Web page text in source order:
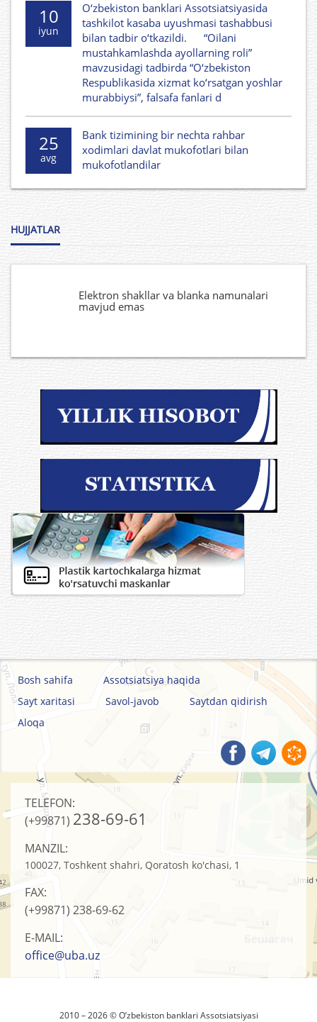
10
iyun
O‘zbekiston banklari Assotsiatsiyasida
tashkilot kasaba uyushmasi tashabbusi
bilan tadbir o‘tkazildi. “Oilani
mustahkamlashda ayollarning roli”
mavzusidagi tadbirda “O‘zbekiston
Respublikasida xizmat ko‘rsatgan yoshlar
murabbiysi”, falsafa fanlari d
25
avg
Bank tizimining bir nechta rahbar
xodimlari davlat mukofotlari bilan
mukofotlandilar
HUJJATLAR
Elektron shakllar va blanka namunalari
mavjud emas
Bosh sahifa
Assotsiatsiya haqida
Sayt xaritasi
Savol-javob
Saytdan qidirish
Aloqa
TELEFON:
(+99871) 238-69-61
MANZIL:
100027, Toshkent shahri, Qoratosh ko'chasi, 1
FAX:
(+99871) 238-69-62
E-MAIL:
office@uba.uz
2010 – 2026 © O’zbеkistоn banklari Assоtsiatsiyasi